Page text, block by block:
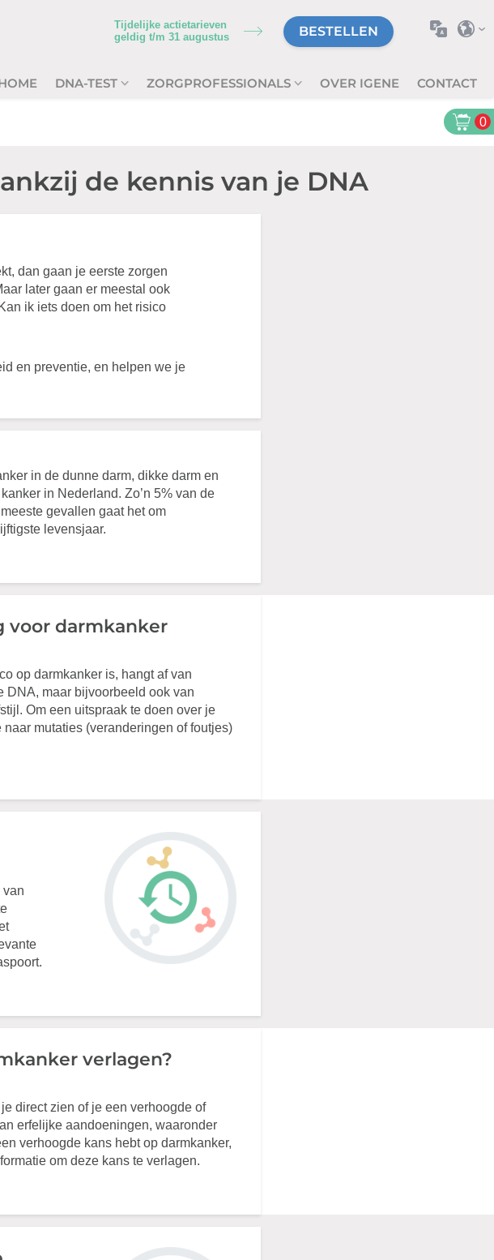
DNA-TEST ZORGPROFESSIONALS OVER IGENE CONTACT
BESTELLEN
Tijdelijke actietarieven
geldig t/m 31 augustus
0
de kennis van je DNA
dan gaan je eerste zorgen
later gaan er meestal ook
ik iets doen om het risico
en preventie, en helpen we je
in de dunne darm, dikke darm en
in Nederland. Zo’n 5% van de
gevallen gaat het om
levensjaar.
voor darmkanker
op darmkanker is, hangt af van
DNA, maar bijvoorbeeld ook van
Om een uitspraak te doen over je
mutaties (veranderingen of foutjes)
van
verlagen?
direct zien of je een verhoogde of
erfelijke aandoeningen, waaronder
verhoogde kans hebt op darmkanker,
om deze kans te verlagen.